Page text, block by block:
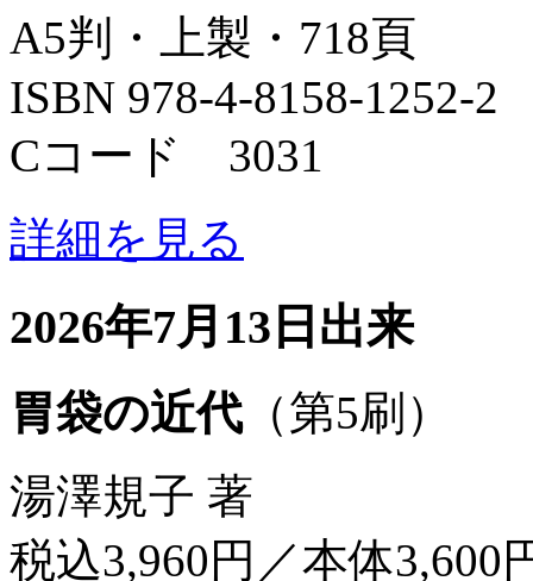
A5判・上製・718頁
ISBN 978-4-8158-1252-2
Cコード 3031
詳細を見る
2026年7月13日出来
胃袋の近代（第5刷）
湯澤規子 著
税込3,960円／本体3,600